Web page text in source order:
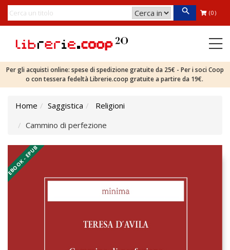
(0)
Per gli acquisti online: spese di spedizione gratuite da 25€ - Per i soci Coop
o con tessera fedeltà Librerie.coop gratuite a partire da 19€.
Home Saggistica
Religioni
Cammino di perfezione
EBOOK - EPUB